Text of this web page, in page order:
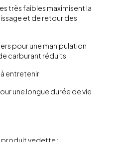
très faibles maximisent la
et de retour des
pour une manipulation
carburant réduits.
entretenir
une longue durée de vie
produit vedette :